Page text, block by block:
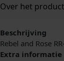
Over het product
Beschrijving
Rebel and Rose
Extra informatie